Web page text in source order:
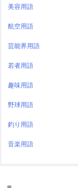
美容用語
航空用語
芸能界用語
若者用語
趣味用語
野球用語
釣り用語
音楽用語